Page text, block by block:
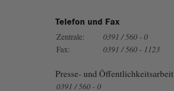
Telefon und Fax
Zentrale:
0391 / 560 - 0
Fax:
0391 / 560 - 1123
Presse- und Öffentlichkeitsarbeit
0391 / 560 - 0